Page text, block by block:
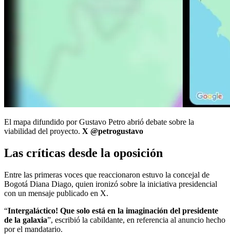
El mapa difundido por Gustavo Petro abrió debate sobre la
viabilidad del proyecto. X @petrogustavo
Las críticas desde la oposición
Entre las primeras voces que reaccionaron estuvo la concejal de
Bogotá Diana Diago, quien ironizó sobre la iniciativa presidencial
con un mensaje publicado en X.
“Intergaláctico! Que solo está en la imaginación del presidente
de la galaxia”, escribió la cabildante, en referencia al anuncio hecho
por el mandatario.